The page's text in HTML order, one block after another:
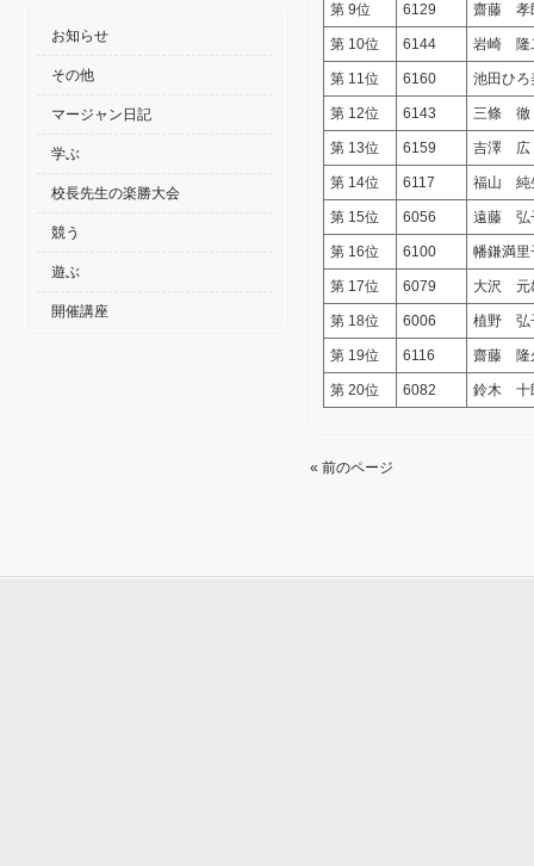
第 9位 6129 齋藤 孝
第 10位 6144 岩崎 隆
第 11位 6160 池田ひろ
第 12位 6143 三條 徹
第 13位 6159 吉澤 広
第 14位 6117 福山 純
第 15位 6056 遠藤 弘
第 16位 6100 幡鎌満里
第 17位 6079 大沢 元
第 18位 6006 植野 弘
第 19位 6116 齋藤 隆
第 20位 6082 鈴木 十
« 前のページ
お知らせ
その他
マージャン日記
学ぶ
校長先生の楽勝大会
競う
遊ぶ
開催講座